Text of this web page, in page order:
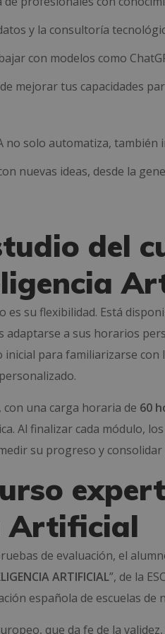
y la consultoría
con modelos como
mejorar tus capacidades
no solo automatiza, también
nuevas ideas, desde la
del
es su flexibilidad. Está
adaptarse a sus horarios
para familiarizarse con
una carga horaria de 60
Al finalizar cada módulo,
su progreso y
Artificial
de evaluación, el
ARTIFICIAL”, de la
española de escuelas de
que da fe de la